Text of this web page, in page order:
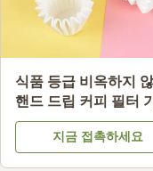
식품 등급 비옥하지
핸드 드립 커피 필터
내성 커피 필터 종이
지금 접촉하세요